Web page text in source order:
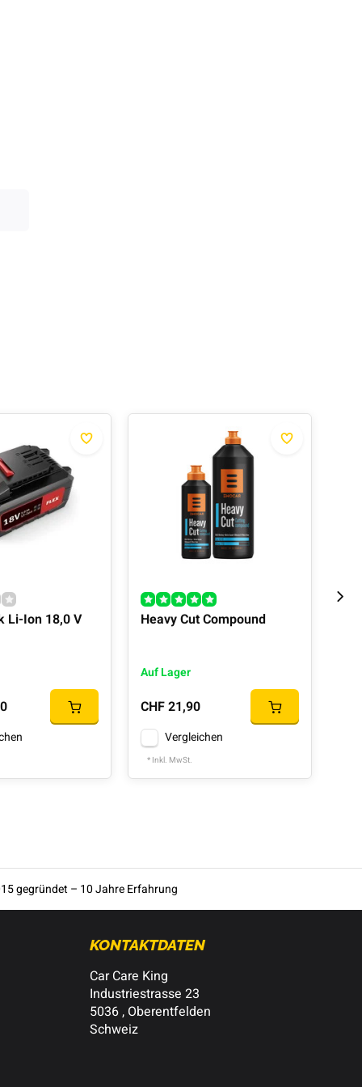
Li-Ion 18,0 V Heavy Cut Compound
Auf Lager
CHF 21,90
Vergleichen
* Inkl. MwSt.
gegründet – 10 Jahre Erfahrung
KONTAKTDATEN
Car Care King
Industriestrasse 23
5036 , Oberentfelden
Schweiz